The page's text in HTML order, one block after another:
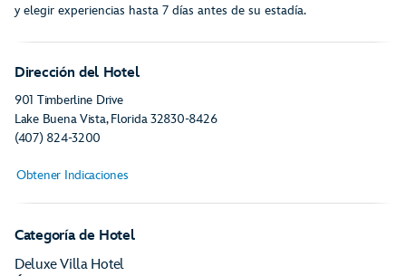
y elegir experiencias hasta 7 días antes de su estadía.
Dirección del Hotel
901 Timberline Drive
Lake Buena Vista, Florida32830-8426
(407) 824-3200
Obtener Indicaciones
Categoría de Hotel
Deluxe Villa Hotel